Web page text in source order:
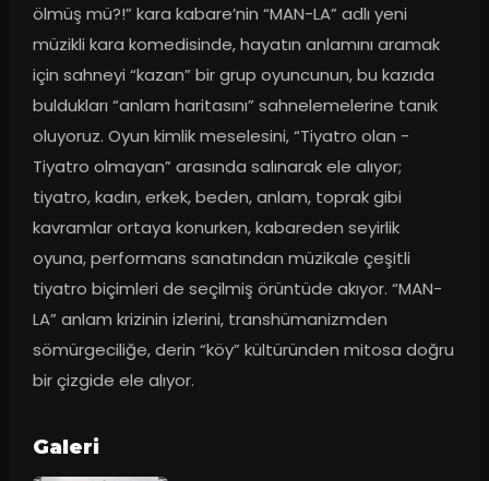
ölmüş mü?!” kara kabare’nin “MAN-LA” adlı yeni
müzikli kara komedisinde, hayatın anlamını aramak
için sahneyi “kazan” bir grup oyuncunun, bu kazıda
buldukları “anlam haritasını” sahnelemelerine tanık
oluyoruz. Oyun kimlik meselesini, “Tiyatro olan -
Tiyatro olmayan” arasında salınarak ele alıyor;
tiyatro, kadın, erkek, beden, anlam, toprak gibi
kavramlar ortaya konurken, kabareden seyirlik
oyuna, performans sanatından müzikale çeşitli
tiyatro biçimleri de seçilmiş örüntüde akıyor. “MAN-
LA” anlam krizinin izlerini, transhümanizmden
sömürgeciliğe, derin “köy” kültüründen mitosa doğru
bir çizgide ele alıyor.
Galeri